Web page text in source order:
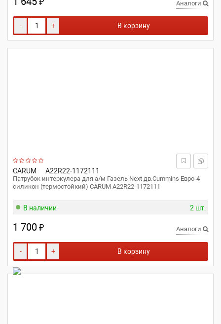
Аналоги
- + В корзину
CARUM A22R22-1172111
Патрубок интеркулера для а/м Газель Next дв.Cummins Евро-4
силикон (термостойкий) CARUM A22R22-1172111
В наличии 2 шт.
1 700₽ Аналоги
- + В корзину